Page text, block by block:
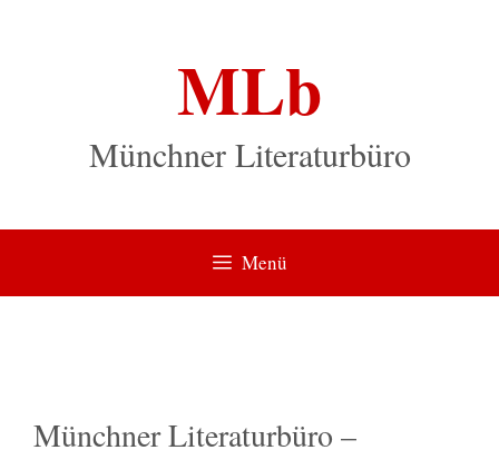
MLb
Münchner Literaturbüro
Menü
Münchner Literaturbüro –